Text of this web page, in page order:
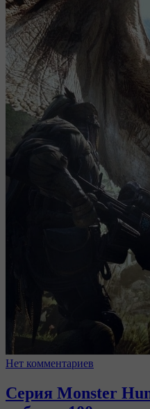
Нет комментариев
Серия Monster